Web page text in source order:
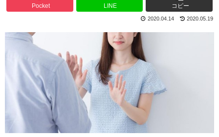
Pocket LINE コピー
2020.05.19
2020.04.14